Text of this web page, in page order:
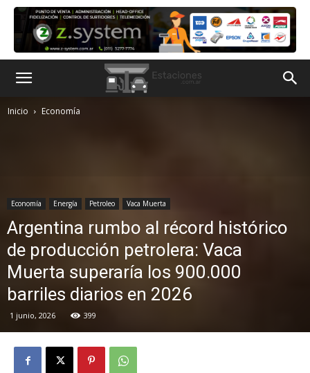
Inicio Economía
Economía Energía Petroleo Vaca Muerta
Argentina rumbo al récord histórico
de producción petrolera: Vaca
Muerta superaría los 900.000
barriles diarios en 2026
1 junio, 2026 399